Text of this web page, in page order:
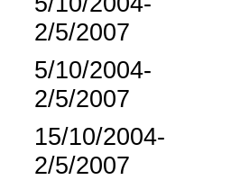
2/5/2007
5/10/2004-
2/5/2007
15/10/2004-
2/5/2007